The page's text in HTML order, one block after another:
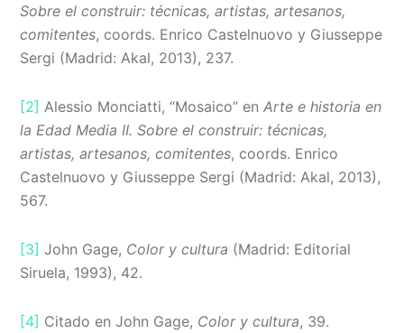
Sobre el construir: técnicas, artistas, artesanos,
comitentes, coords. Enrico Castelnuovo y Giusseppe
Sergi (Madrid: Akal, 2013), 237.
[2] Alessio Monciatti, “Mosaico” enArte e historia en
la Edad Media II. Sobre el construir: técnicas,
artistas, artesanos, comitentes, coords. Enrico
Castelnuovo y Giusseppe Sergi (Madrid: Akal, 2013),
567.
[3] John Gage, Color y cultura (Madrid: Editorial
Siruela, 1993), 42.
[4] Citado en John Gage, Color y cultura, 39.